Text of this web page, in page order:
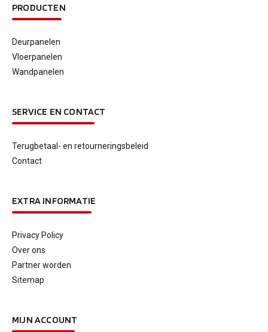
PRODUCTEN
Deurpanelen
Vloerpanelen
Wandpanelen
SERVICE EN CONTACT
Terugbetaal- en retourneringsbeleid
Contact
EXTRA INFORMATIE
Privacy Policy
Over ons
Partner worden
Sitemap
MIJN ACCOUNT